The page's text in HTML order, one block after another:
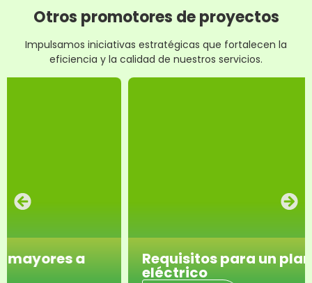
Otros promotores de proyectos
Impulsamos iniciativas estratégicas que fortalecen la
eficiencia y la calidad de nuestros servicios.
Requisitos para un plano
eléctrico
Guía